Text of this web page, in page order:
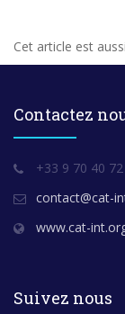
Cet article est
Contactez
+33 9 70 40
contact@cat-
www.cat-
Suivez nous